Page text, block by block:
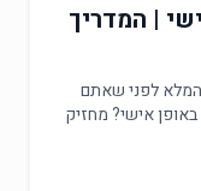
| המדריך
המלא לפני שאתם
אישי? מחזיק